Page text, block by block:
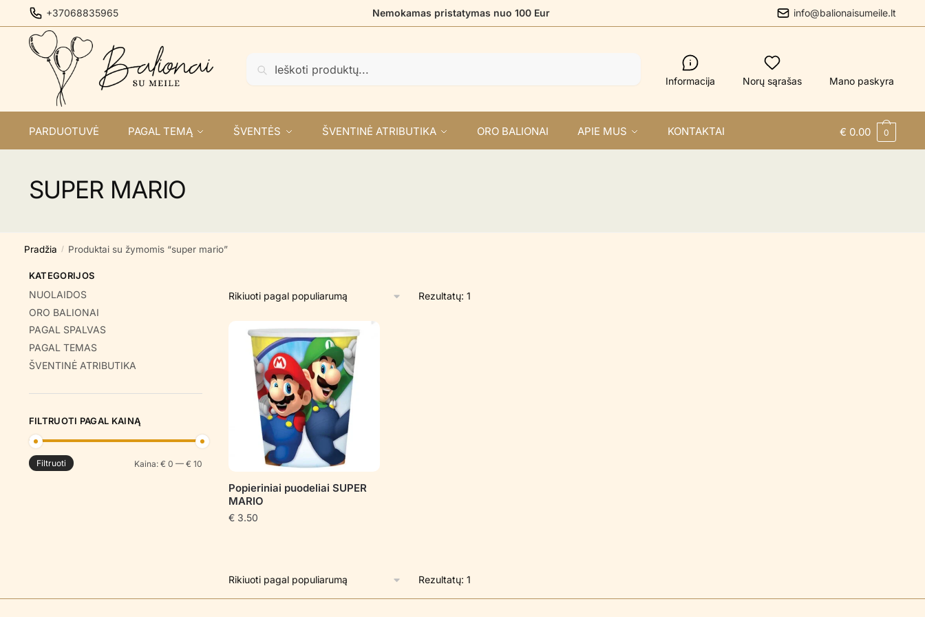
to
navigation
to
content
+37068835965 Nemokamas pristatymas nuo 100 Eur info@balionaisumeile.lt
Informacija Norų sąrašas Mano paskyra
PARDUOTUVĖ PAGAL TEMĄ ŠVENTĖS ŠVENTINĖ ATRIBUTIKA ORO BALIONAI APIE MUS KONTAKTAI € 0.00 0
SUPER MARIO
Pradžia / Produktai su žymomis “super mario”
Rezultatų: 1
Popieriniai puodeliai SUPER
MARIO
€3.50
Rezultatų: 1
KATEGORIJOS
NUOLAIDOS
ORO BALIONAI
PAGAL SPALVAS
PAGAL TEMAS
ŠVENTINĖ ATRIBUTIKA
FILTRUOTI PAGAL KAINĄ
Min
Maks
Filtruoti Kaina: € 0 — € 10